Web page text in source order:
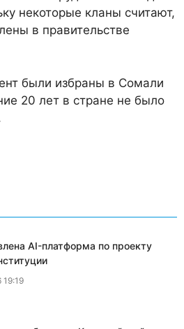
некоторые кланы считают,
в правительстве
были избраны в Сомали
20 лет в стране не было
AI-платформа по проекту